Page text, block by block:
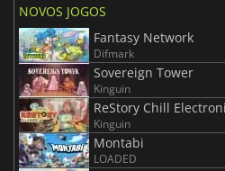
NOVOS JOGOS
Fantasy Network
Difmark
Sovereign Tower
Kinguin
ReStory Chill
Kinguin
Montabi
LOADED